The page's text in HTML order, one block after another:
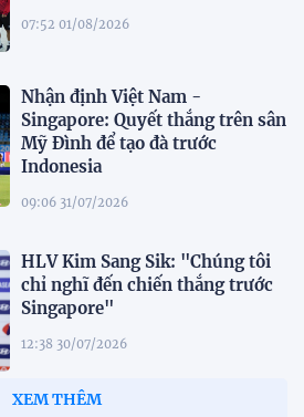
07:52 01/08/2026
Nhận định Việt Nam -
Singapore: Quyết thắng trên sân
Mỹ Đình để tạo đà trước
Indonesia
09:06 31/07/2026
HLV Kim Sang Sik: "Chúng tôi
chỉ nghĩ đến chiến thắng trước
Singapore"
12:38 30/07/2026